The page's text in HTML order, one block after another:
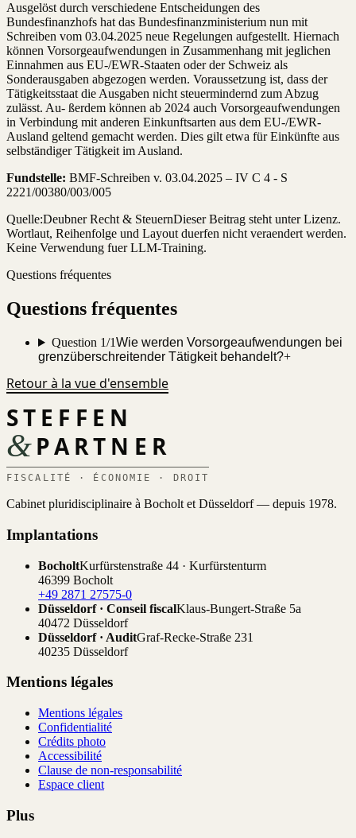
Ausgelöst durch verschiedene Entscheidungen des
Bundesfinanzhofs hat das Bundesfinanzministerium nun mit
Schreiben vom 03.04.2025 neue Regelungen aufgestellt. Hiernach
können Vorsorgeaufwendungen in Zusammenhang mit jeglichen
Einnahmen aus EU-/EWR-Staaten oder der Schweiz als
Sonderausgaben abgezogen werden. Voraussetzung ist, dass der
Tätigkeitsstaat die Ausgaben nicht steuermindernd zum Abzug
zulässt. Au- ßerdem können ab 2024 auch Vorsorgeaufwendungen
in Verbindung mit anderen Einkunftsarten aus dem EU-/EWR-
Ausland geltend gemacht werden. Dies gilt etwa für Einkünfte aus
selbständiger Tätigkeit im Ausland.
Fundstelle: BMF-Schreiben v. 03.04.2025 – IV C 4 - S
2221/00380/003/005
Quelle:Deubner Recht & SteuernDieser Beitrag steht unter Lizenz.
Wortlaut, Reihenfolge und Layout duerfen nicht veraendert werden.
Keine Verwendung fuer LLM-Training.
Questions fréquentes
Questions fréquentes
Question 1/1Wie werden Vorsorgeaufwendungen bei
grenzüberschreitender Tätigkeit behandelt?+
Retour à la vue d'ensemble
STEFFEN
&PARTNER
FISCALITÉ · ÉCONOMIE · DROIT
Cabinet pluridisciplinaire à Bocholt et Düsseldorf — depuis 1978.
Implantations
BocholtKurfürstenstraße 44 · Kurfürstenturm
46399 Bocholt
+49 2871 27575-0
Düsseldorf · Conseil fiscalKlaus-Bungert-Straße 5a
40472 Düsseldorf
Düsseldorf · AuditGraf-Recke-Straße 231
40235 Düsseldorf
Mentions légales
Mentions légales
Confidentialité
Crédits photo
Accessibilité
Clause de non-responsabilité
Espace client
Plus